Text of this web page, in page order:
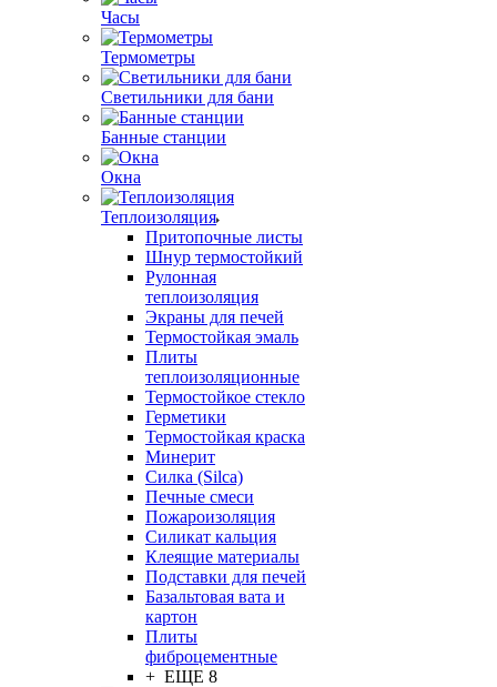
Часы
Термометры
Светильники для бани
Банные станции
Окна
Теплоизоляция
Притопочные листы
Шнур термостойкий
Рулонная
теплоизоляция
Экраны для печей
Термостойкая эмаль
Плиты
теплоизоляционные
Термостойкое стекло
Герметики
Термостойкая краска
Минерит
Силка (Silca)
Печные смеси
Пожароизоляция
Силикат кальция
Клеящие материалы
Подставки для печей
Базальтовая вата и
картон
Плиты
фиброцементные
+ ЕЩЕ 8